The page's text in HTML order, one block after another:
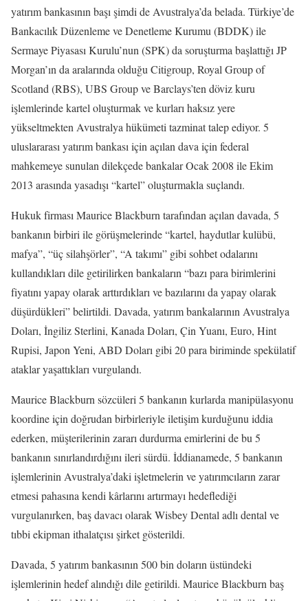
yatırım bankasının başı şimdi de Avustralya’da belada. Türkiye’de
Bankacılık Düzenleme ve Denetleme Kurumu (BDDK) ile
Sermaye Piyasası Kurulu’nun (SPK) da soruşturma başlattığı JP
Morgan’ın da aralarında olduğu Citigroup, Royal Group of
Scotland (RBS), UBS Group ve Barclays’ten döviz kuru
işlemlerinde kartel oluşturmak ve kurları haksız yere
yükseltmekten Avustralya hükümeti tazminat talep ediyor. 5
uluslararası yatırım bankası için açılan dava için federal
mahkemeye sunulan dilekçede bankalar Ocak 2008 ile Ekim
2013 arasında yasadışı “kartel” oluşturmakla suçlandı.
Hukuk firması Maurice Blackburn tarafından açılan davada, 5
bankanın birbiri ile görüşmelerinde “kartel, haydutlar kulübü,
mafya”, “üç silahşörler”, “A takımı” gibi sohbet odalarını
kullandıkları dile getirilirken bankaların “bazı para birimlerini
fiyatını yapay olarak arttırdıkları ve bazılarını da yapay olarak
düşürdükleri” belirtildi. Davada, yatırım bankalarının Avustralya
Doları, İngiliz Sterlini, Kanada Doları, Çin Yuanı, Euro, Hint
Rupisi, Japon Yeni, ABD Doları gibi 20 para biriminde spekülatif
ataklar yaşattıkları vurgulandı.
Maurice Blackburn sözcüleri 5 bankanın kurlarda manipülasyonu
koordine için doğrudan birbirleriyle iletişim kurduğunu iddia
ederken, müşterilerinin zararı durdurma emirlerini de bu 5
bankanın sınırlandırdığını ileri sürdü. İddianamede, 5 bankanın
işlemlerinin Avustralya’daki işletmelerin ve yatırımcıların zarar
etmesi pahasına kendi kârlarını artırmayı hedeflediği
vurgulanırken, baş davacı olarak Wisbey Dental adlı dental ve
tıbbi ekipman ithalatçısı şirket gösterildi.
Davada, 5 yatırım bankasının 500 bin doların üstündeki
işlemlerinin hedef alındığı dile getirildi. Maurice Blackburn baş